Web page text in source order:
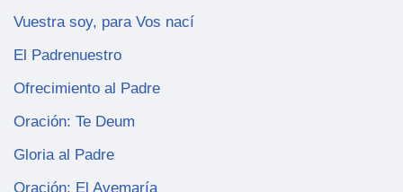
Vuestra soy, para Vos nací
El Padrenuestro
Ofrecimiento al Padre
Oración: Te Deum
Gloria al Padre
Oración: El Avemaría